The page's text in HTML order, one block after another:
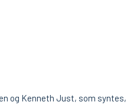
og Kenneth Just, som